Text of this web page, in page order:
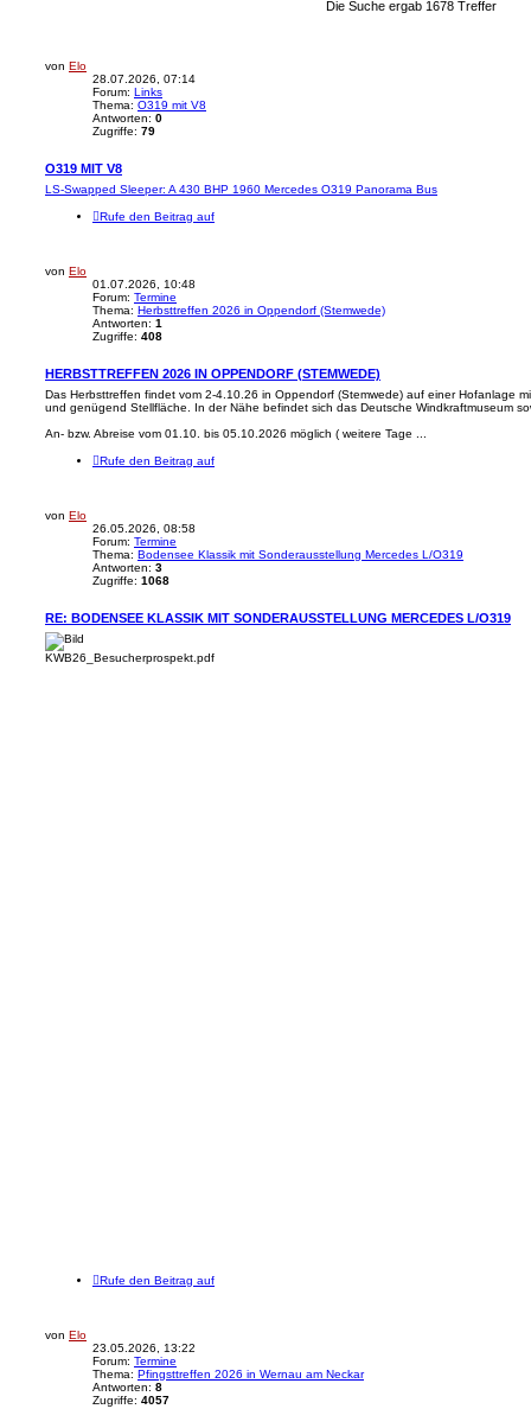
e
Die Suche ergab 1678 Treffer
von Elo
28.07.2026, 07:14
Forum: Links
Thema: O319 mit V8
Antworten: 0
Zugriffe: 79
O319 MIT V8
LS-Swapped Sleeper: A 430 BHP 1960 Mercedes O319 Panorama Bus
Rufe den Beitrag auf
von Elo
01.07.2026, 10:48
Forum: Termine
Thema: Herbsttreffen 2026 in Oppendorf (Stemwede)
Antworten: 1
Zugriffe: 408
HERBSTTREFFEN 2026 IN OPPENDORF (STEMWEDE)
Das Herbsttreffen findet vom 2-4.10.26 in Oppendorf (Stemwede) auf einer Hofanlage
und genügend Stellfläche. In der Nähe befindet sich das Deutsche Windkraftmuseum
An- bzw. Abreise vom 01.10. bis 05.10.2026 möglich ( weitere Tage ...
Rufe den Beitrag auf
von Elo
26.05.2026, 08:58
Forum: Termine
Thema: Bodensee Klassik mit Sonderausstellung Mercedes L/O319
Antworten: 3
Zugriffe: 1068
RE: BODENSEE KLASSIK MIT SONDERAUSSTELLUNG MERCEDES L/O319
KWB26_Besucherprospekt.pdf
Rufe den Beitrag auf
von Elo
23.05.2026, 13:22
Forum: Termine
Thema: Pfingsttreffen 2026 in Wernau am Neckar
Antworten: 8
Zugriffe: 4057